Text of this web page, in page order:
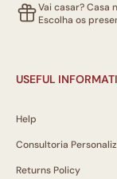
Vai casar? Casa
Escolha os
USEFUL
Help
Consultoria
Returns Policy